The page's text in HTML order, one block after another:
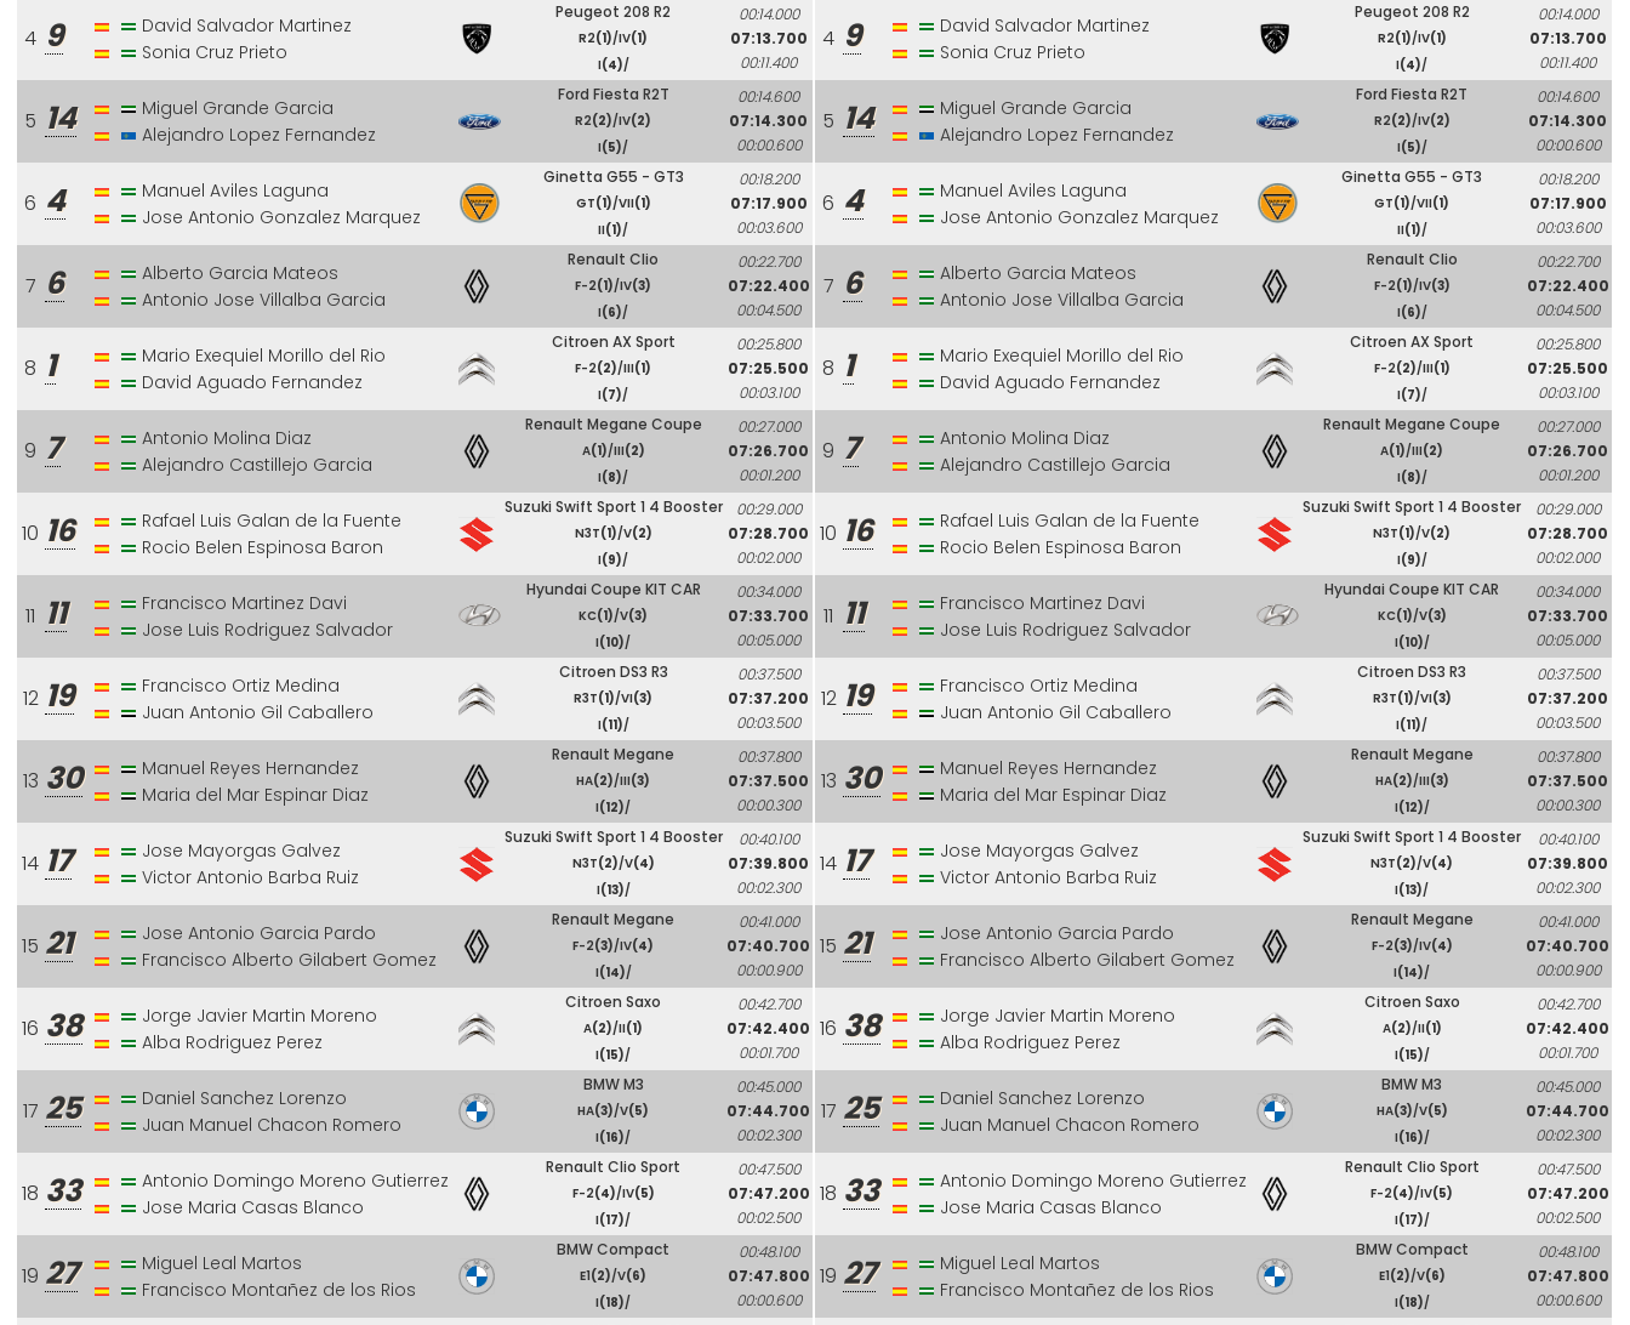
4 9
David Salvador Martinez
Sonia Cruz Prieto
Peugeot 208 R2
R2(1)/IV(1)
I(4)/
00:14.000
07:13.700
00:11.400
5 14
Miguel Grande Garcia
Alejandro Lopez Fernandez
Ford Fiesta R2T
R2(2)/IV(2)
I(5)/
00:14.600
07:14.300
00:00.600
6 4
Manuel Aviles Laguna
Jose Antonio Gonzalez Marquez
Ginetta G55 - GT3
GT(1)/VII(1)
II(1)/
00:18.200
07:17.900
00:03.600
7 6
Alberto Garcia Mateos
Antonio Jose Villalba Garcia
Renault Clio
F-2(1)/IV(3)
I(6)/
00:22.700
07:22.400
00:04.500
8 1
Mario Exequiel Morillo del Rio
David Aguado Fernandez
Citroen AX Sport
F-2(2)/III(1)
I(7)/
00:25.800
07:25.500
00:03.100
9 7
Antonio Molina Diaz
Alejandro Castillejo Garcia
Renault Megane Coupe
A(1)/III(2)
I(8)/
00:27.000
07:26.700
00:01.200
10 16
Rafael Luis Galan de la Fuente
Rocio Belen Espinosa Baron
Suzuki Swift Sport 1 4 Booster
N3T(1)/V(2)
I(9)/
00:29.000
07:28.700
00:02.000
11 11
Francisco Martinez Davi
Jose Luis Rodriguez Salvador
Hyundai Coupe KIT CAR
KC(1)/V(3)
I(10)/
00:34.000
07:33.700
00:05.000
12 19
Francisco Ortiz Medina
Juan Antonio Gil Caballero
Citroen DS3 R3
R3T(1)/VI(3)
I(11)/
00:37.500
07:37.200
00:03.500
13 30
Manuel Reyes Hernandez
Maria del Mar Espinar Diaz
Renault Megane
HA(2)/III(3)
I(12)/
00:37.800
07:37.500
00:00.300
14 17
Jose Mayorgas Galvez
Victor Antonio Barba Ruiz
Suzuki Swift Sport 1 4 Booster
N3T(2)/V(4)
I(13)/
00:40.100
07:39.800
00:02.300
15 21
Jose Antonio Garcia Pardo
Francisco Alberto Gilabert Gomez
Renault Megane
F-2(3)/IV(4)
I(14)/
00:41.000
07:40.700
00:00.900
16 38
Jorge Javier Martin Moreno
Alba Rodriguez Perez
Citroen Saxo
A(2)/II(1)
I(15)/
00:42.700
07:42.400
00:01.700
17 25
Daniel Sanchez Lorenzo
Juan Manuel Chacon Romero
BMW M3
HA(3)/V(5)
I(16)/
00:45.000
07:44.700
00:02.300
18 33
Antonio Domingo Moreno Gutierrez
Jose Maria Casas Blanco
Renault Clio Sport
F-2(4)/IV(5)
I(17)/
00:47.500
07:47.200
00:02.500
19 27
Miguel Leal Martos
Francisco Montañez de los Rios
BMW Compact
E1(2)/V(6)
I(18)/
00:48.100
07:47.800
00:00.600
4 9
David Salvador Martinez
Sonia Cruz Prieto
Peugeot 208 R2
R2(1)/IV(1)
I(4)/
00:14.000
07:13.700
00:11.400
5 14
Miguel Grande Garcia
Alejandro Lopez Fernandez
Ford Fiesta R2T
R2(2)/IV(2)
I(5)/
00:14.600
07:14.300
00:00.600
6 4
Manuel Aviles Laguna
Jose Antonio Gonzalez Marquez
Ginetta G55 - GT3
GT(1)/VII(1)
II(1)/
00:18.200
07:17.900
00:03.600
7 6
Alberto Garcia Mateos
Antonio Jose Villalba Garcia
Renault Clio
F-2(1)/IV(3)
I(6)/
00:22.700
07:22.400
00:04.500
8 1
Mario Exequiel Morillo del Rio
David Aguado Fernandez
Citroen AX Sport
F-2(2)/III(1)
I(7)/
00:25.800
07:25.500
00:03.100
9 7
Antonio Molina Diaz
Alejandro Castillejo Garcia
Renault Megane Coupe
A(1)/III(2)
I(8)/
00:27.000
07:26.700
00:01.200
10 16
Rafael Luis Galan de la Fuente
Rocio Belen Espinosa Baron
Suzuki Swift Sport 1 4 Booster
N3T(1)/V(2)
I(9)/
00:29.000
07:28.700
00:02.000
11 11
Francisco Martinez Davi
Jose Luis Rodriguez Salvador
Hyundai Coupe KIT CAR
KC(1)/V(3)
I(10)/
00:34.000
07:33.700
00:05.000
12 19
Francisco Ortiz Medina
Juan Antonio Gil Caballero
Citroen DS3 R3
R3T(1)/VI(3)
I(11)/
00:37.500
07:37.200
00:03.500
13 30
Manuel Reyes Hernandez
Maria del Mar Espinar Diaz
Renault Megane
HA(2)/III(3)
I(12)/
00:37.800
07:37.500
00:00.300
14 17
Jose Mayorgas Galvez
Victor Antonio Barba Ruiz
Suzuki Swift Sport 1 4 Booster
N3T(2)/V(4)
I(13)/
00:40.100
07:39.800
00:02.300
15 21
Jose Antonio Garcia Pardo
Francisco Alberto Gilabert Gomez
Renault Megane
F-2(3)/IV(4)
I(14)/
00:41.000
07:40.700
00:00.900
16 38
Jorge Javier Martin Moreno
Alba Rodriguez Perez
Citroen Saxo
A(2)/II(1)
I(15)/
00:42.700
07:42.400
00:01.700
17 25
Daniel Sanchez Lorenzo
Juan Manuel Chacon Romero
BMW M3
HA(3)/V(5)
I(16)/
00:45.000
07:44.700
00:02.300
18 33
Antonio Domingo Moreno Gutierrez
Jose Maria Casas Blanco
Renault Clio Sport
F-2(4)/IV(5)
I(17)/
00:47.500
07:47.200
00:02.500
19 27
Miguel Leal Martos
Francisco Montañez de los Rios
BMW Compact
E1(2)/V(6)
I(18)/
00:48.100
07:47.800
00:00.600